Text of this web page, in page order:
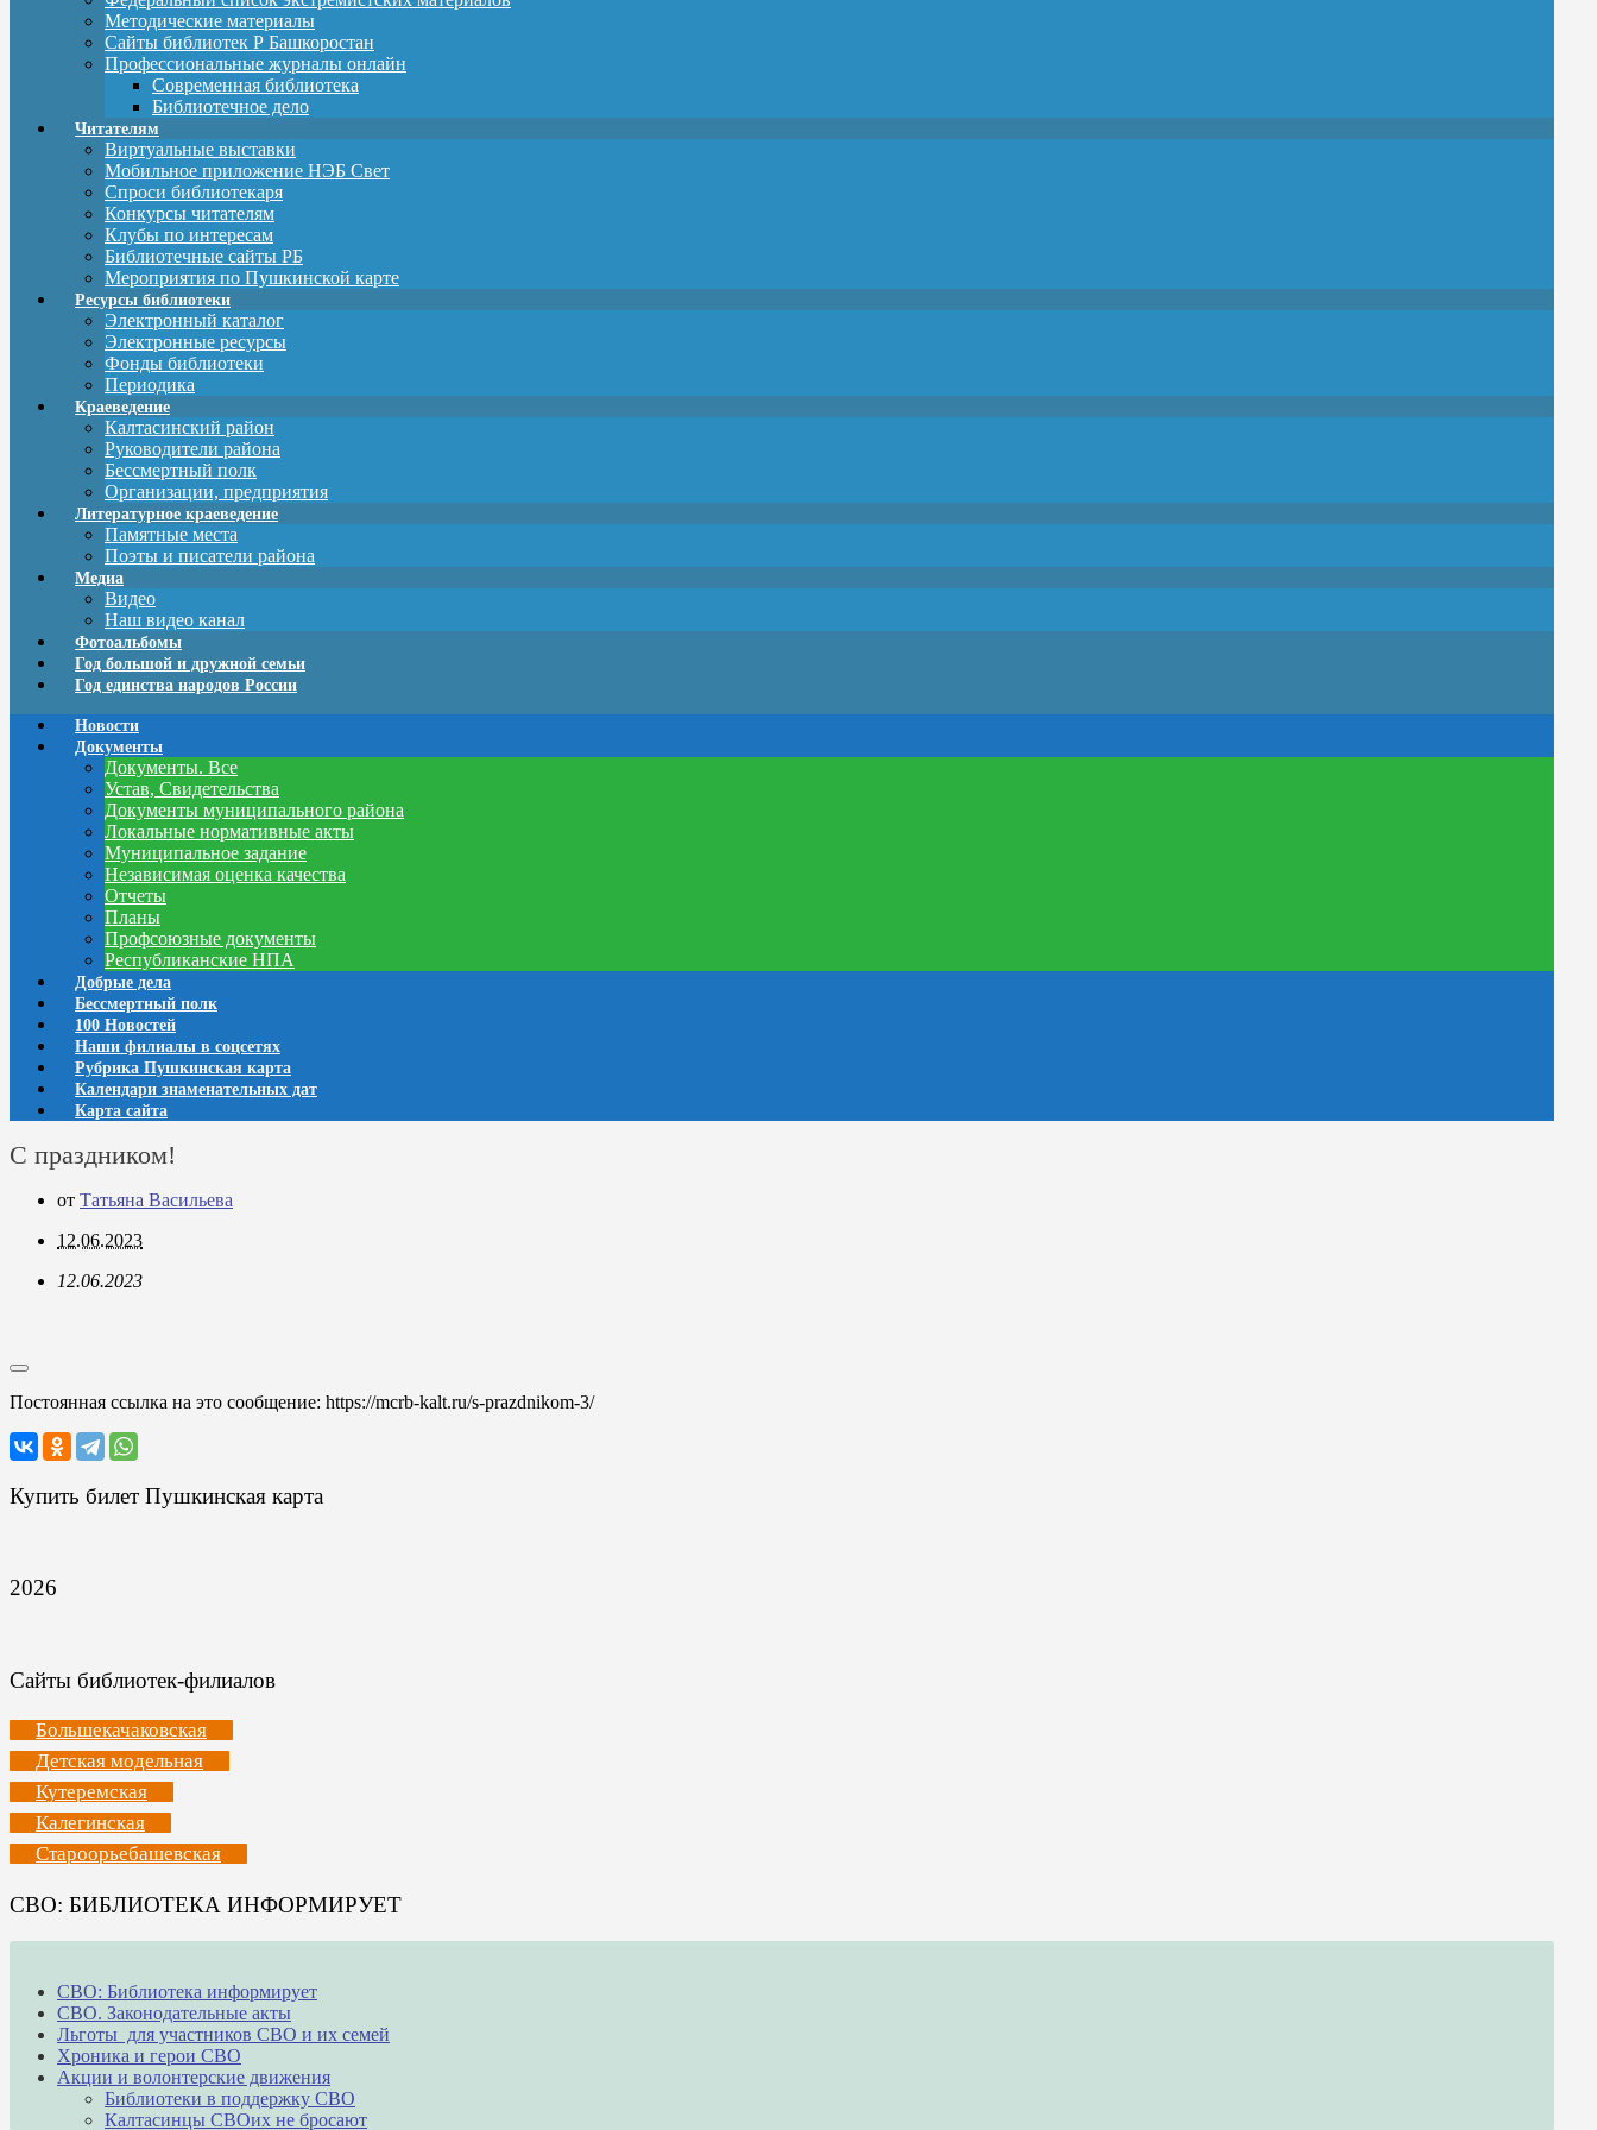
Методические материалы
Сайты библиотек Р Башкоростан
Профессиональные журналы онлайн
Современная библиотека
Библиотечное дело
Читателям
Виртуальные выставки
Мобильное приложение НЭБ Свет
Спроси библиотекаря
Конкурсы читателям
Клубы по интересам
Библиотечные сайты РБ
Мероприятия по Пушкинской карте
Ресурсы библиотеки
Электронный каталог
Электронные ресурсы
Фонды библиотеки
Периодика
Краеведение
Калтасинский район
Руководители района
Бессмертный полк
Организации, предприятия
Литературное краеведение
Памятные места
Поэты и писатели района
Медиа
Видео
Наш видео канал
Фотоальбомы
Год большой и дружной семьи
Год единства народов России
Новости
Документы
Документы. Все
Устав, Свидетельства
Документы муниципального района
Локальные нормативные акты
Муниципальное задание
Независимая оценка качества
Отчеты
Планы
Профсоюзные документы
Республиканские НПА
Добрые дела
Бессмертный полк
100 Новостей
Наши филиалы в соцсетях
Рубрика Пушкинская карта
Календари знаменательных дат
Карта сайта
С праздником!
от Татьяна Васильева
12.06.2023
12.06.2023
Постоянная ссылка на это сообщение: https://mcrb-kalt.ru/s-prazdnikom-3/
Купить билет Пушкинская карта
2026
Сайты библиотек-филиалов
Большекачаковская
Детская модельная
Кутеремская
Калегинская
Староорьебашевская
СВО: БИБЛИОТЕКА ИНФОРМИРУЕТ
СВО: Библиотека информирует
СВО. Законодательные акты
Льготы для участников СВО и их семей
Хроника и герои СВО
Акции и волонтерские движения
Библиотеки в поддержку СВО
Калтасинцы СВОих не бросают